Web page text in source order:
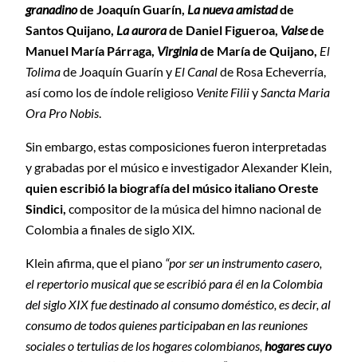
granadinode Joaquín Guarín, La nueva amistadde
Santos Quijano, La aurorade Daniel Figueroa, Valsede
Manuel María Párraga, Virginiade María de Quijano, El
Tolimade Joaquín Guarín y El Canalde Rosa Echeverría,
así como los de índole religioso Venite FiliiySancta Maria
Ora Pro Nobis.
Sin embargo, estas composiciones fueron interpretadas
y grabadas por el músico e investigador Alexander Klein,
quien escribió la biografía del músico italiano Oreste
Sindici, compositor de la música del himno nacional de
Colombia a finales de siglo XIX.
Klein afirma, que el piano “por ser un instrumento casero,
el repertorio musical que se escribió para él en la Colombia
del siglo XIX fue destinado al consumo doméstico, es decir, al
consumo de todos quienes participaban en las reuniones
sociales o tertulias de los hogares colombianos,hogares cuyo